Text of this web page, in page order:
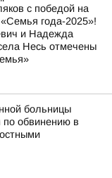
с победой на
«Семья года-2025»!
и Надежда
Несь отмечены
больницы
по обвинению в